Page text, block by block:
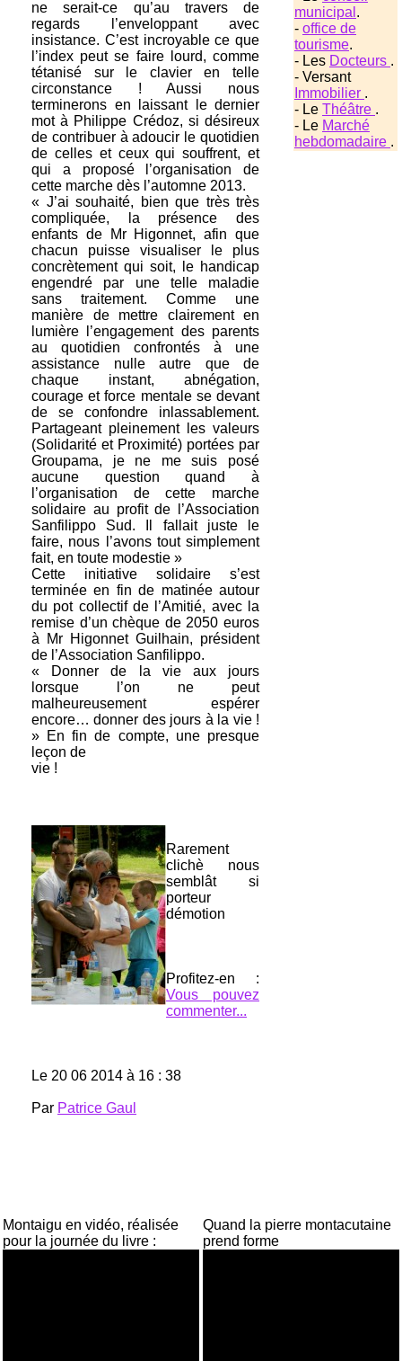
ne serait-ce qu’au travers de
regards l’enveloppant avec
insistance. C’est incroyable ce que
l’index peut se faire lourd, comme
tétanisé sur le clavier en telle
circonstance ! Aussi nous
terminerons en laissant le dernier
mot à Philippe Crédoz, si désireux
de contribuer à adoucir le quotidien
de celles et ceux qui souffrent, et
qui a proposé l’organisation de
cette marche dès l’automne 2013.
« J’ai souhaité, bien que très très
compliquée, la présence des
enfants de Mr Higonnet, afin que
chacun puisse visualiser le plus
concrètement qui soit, le handicap
engendré par une telle maladie
sans traitement. Comme une
manière de mettre clairement en
lumière l’engagement des parents
au quotidien confrontés à une
assistance nulle autre que de
chaque instant, abnégation,
courage et force mentale se devant
de se confondre inlassablement.
Partageant pleinement les valeurs
(Solidarité et Proximité) portées par
Groupama, je ne me suis posé
aucune question quand à
l’organisation de cette marche
solidaire au profit de l’Association
Sanfilippo Sud. Il fallait juste le
faire, nous l’avons tout simplement
fait, en toute modestie »
Cette initiative solidaire s’est
terminée en fin de matinée autour
du pot collectif de l’Amitié, avec la
remise d’un chèque de 2050 euros
à Mr Higonnet Guilhain, président
de l’Association Sanfilippo.
« Donner de la vie aux jours
lorsque l’on ne peut
malheureusement espérer
encore… donner des jours à la vie !
» En fin de compte, une presque
leçon de
vie !
Rarement
clichè nous
semblât si
porteur
démotion
Profitez-en :
Vous pouvez
commenter...
Le 20 06 2014 à 16 : 38
Par Patrice Gaul
municipal .
- office de
tourisme.
- Les Docteurs .
- Versant
Immobilier .
- Le Théâtre .
- Le Marché
hebdomadaire .
Montaigu en vidéo, réalisée
pour la journée du livre :
Quand la pierre montacutaine
prend forme